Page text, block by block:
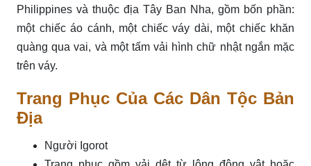
Philippines và thuộc địa Tây Ban Nha, gồm bốn phần:
một chiếc áo cánh, một chiếc váy dài, một chiếc khăn
quàng qua vai, và một tấm vải hình chữ nhật ngắn mặc
trên váy.
Trang Phục Của Các Dân Tộc Bản
Địa
Người Igorot